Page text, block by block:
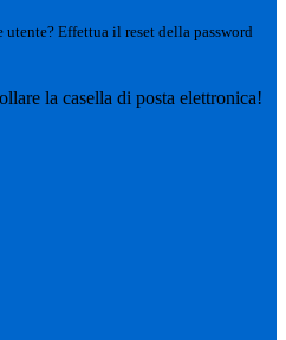
Effettua il reset della password
la casella di posta elettronica!